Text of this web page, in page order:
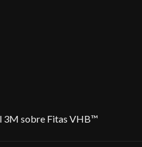
3M sobre Fitas VHB™